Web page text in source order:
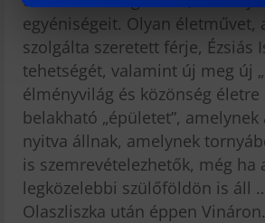
egyéniségeit. Olyan életművet,
szolgálta szeretett férje, Ézsiás
tehetségét, valamint új meg új
élményvilág és közönség
belakható „épületet”,
nyitva állnak, amelynek
is szemrevételezhetők, még ha
legközelebbi szülőföldön is áll
Olaszliszka után éppen